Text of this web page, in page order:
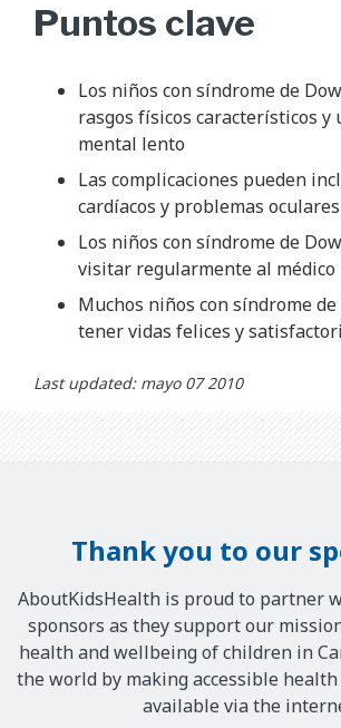
Puntos clave
Los niños con síndrome de
rasgos físicos característicos y
mental lento
Las complicaciones pueden
cardíacos y problemas
Los niños con síndrome de
visitar regularmente al médico
Muchos niños con síndrome
tener vidas felices y
Last updated: mayo 07 2010
Thank you to our
AboutKidsHealth is proud to partner
sponsors as they support our
health and wellbeing of children in
the world by making accessible
available via the